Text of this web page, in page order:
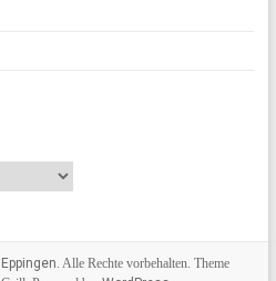
. Alle Rechte vorbehalten. Theme